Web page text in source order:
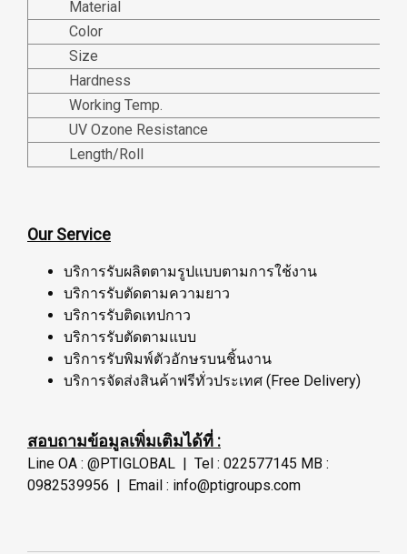
Material
Color
Size
Hardness
Working Temp.
UV Ozone Resistance
Length/Roll
Our Service
บริการรับผลิตตามรูปแบบตามการใช้งาน
บริการรับตัดตามความยาว
บริการรับติดเทปกาว
บริการรับตัดตามแบบ
บริการรับพิมพ์ตัวอักษรบนชิ้นงาน
บริการจัดส่งสินค้าฟรีทั่วประเทศ (Free Delivery)
สอบถามข้อมูลเพิ่มเติมได้ที่ :
Line OA : @PTIGLOBAL | Tel : 022577145 MB :
0982539956 | Email : info@ptigroups.com